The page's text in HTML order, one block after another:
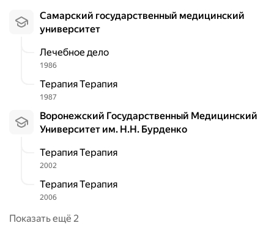
Самарский государственный медицинский
университет
Лечебное дело
1986
Терапия Терапия
1987
Воронежский Государственный Медицинский
Университет им. Н.Н. Бурденко
Терапия Терапия
2002
Терапия Терапия
2006
Показать ещё 2